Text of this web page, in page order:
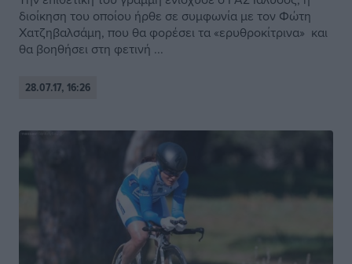
διοίκηση του οποίου ήρθε σε συμφωνία με τον Φώτη
Χατζηβαλσάμη, που θα φορέσει τα «ερυθροκίτρινα» και
θα βοηθήσει στη φετινή ...
28.07.17, 16:26